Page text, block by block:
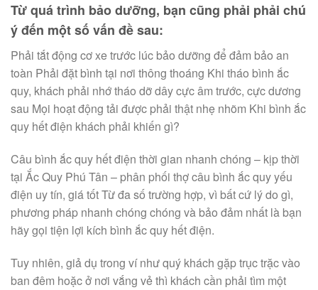
Từ quá trình bảo dưỡng, bạn cũng phải phải chú
ý đến một số vấn đề sau:
Phải tắt động cơ xe trước lúc bảo dưỡng để đảm bảo an
toàn Phải đặt bình tại nơi thông thoáng Khi tháo bình ắc
quy, khách phải nhớ tháo dỡ dây cực âm trước, cực dương
sau Mọi hoạt động tải được phải thật nhẹ nhõm Khi bình ắc
quy hết điện khách phải khiến gì?
Câu bình ắc quy hết điện thời gian nhanh chóng – kịp thời
tại Ắc Quy Phú Tân – phân phối thợ câu bình ắc quy yếu
điện uy tín, giá tốt Từ đa số trường hợp, vì bất cứ lý do gì,
phương pháp nhanh chóng chóng và bảo đảm nhất là bạn
hãy gọi tiện lợi kích bình ắc quy hết điện.
Tuy nhiên, giả dụ trong ví như quý khách gặp trục trặc vào
ban đêm hoặc ở nơi vắng vẻ thì khách cần phải tìm một